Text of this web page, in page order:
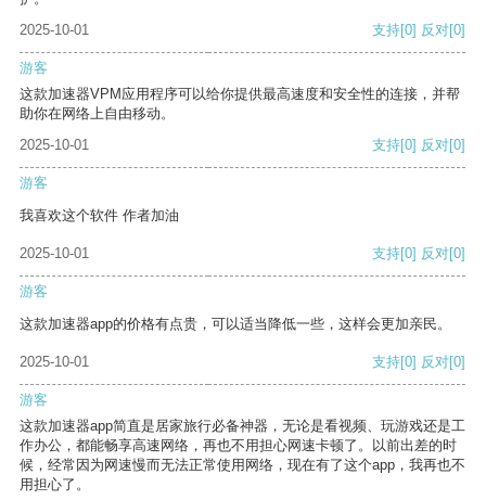
2025-10-01
支持[0] 反对[0]
游客
这款加速器VPM应用程序可以给你提供最高速度和安全性的连接，并帮
助你在网络上自由移动。
2025-10-01
支持[0] 反对[0]
游客
我喜欢这个软件 作者加油
2025-10-01 支持[0] 反对[0]
游客
这款加速器app的价格有点贵，可以适当降低一些，这样会更加亲民。
2025-10-01 支持[0] 反对[0]
游客
这款加速器app简直是居家旅行必备神器，无论是看视频、玩游戏还是工
作办公，都能畅享高速网络，再也不用担心网速卡顿了。以前出差的时
候，经常因为网速慢而无法正常使用网络，现在有了这个app，我再也不
用担心了。